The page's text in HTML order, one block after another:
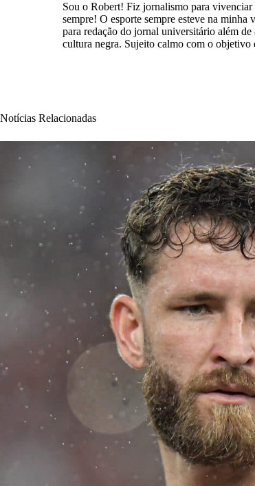
Sou o Robert! Fiz jornalismo para vivenciar
sempre! O esporte sempre esteve na
para redação do jornal universitário além
cultura negra. Sujeito calmo com o objetivo
Notícias Relacionadas